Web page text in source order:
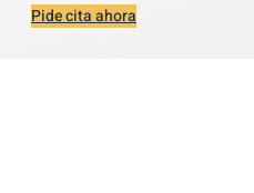
Pide cita ahora